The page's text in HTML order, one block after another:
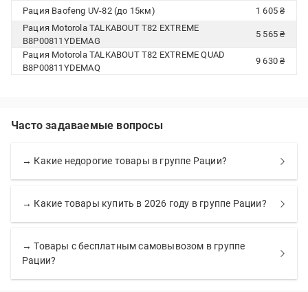
Рация Baofeng UV-82 (до 15км)
1 605 ₴
Рация Motorola TALKABOUT T82 EXTREME
B8P00811YDEMAG
5 565 ₴
Рация Motorola TALKABOUT T82 EXTREME QUAD
B8P00811YDEMAQ
9 630 ₴
Часто задаваемые вопросы
→ Какие недорогие товары в группе Рации?
→ Какие товары купить в 2026 году в группе Рации?
→ Товары с бесплатным самовывозом в группе
Рации?